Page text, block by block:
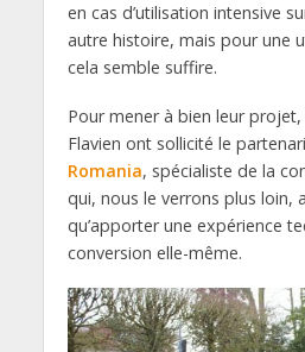
en cas d’utilisation intensive
autre histoire, mais pour une
cela semble suffire.
Pour mener à bien leur
Flavien ont sollicité le
Romania, spécialiste de la
qui, nous le verrons plus loin,
qu’apporter une expérience
conversion elle-même.